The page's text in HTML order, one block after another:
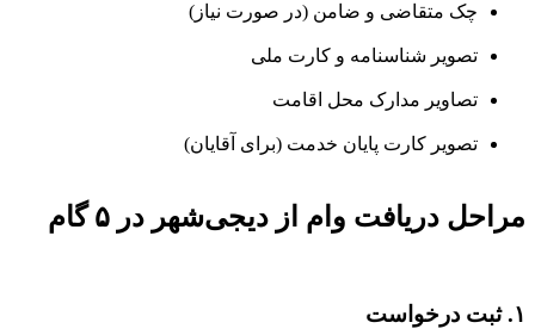
چک متقاضی و ضامن (در صورت نیاز)
تصویر شناسنامه و کارت ملی
تصاویر مدارک محل اقامت
تصویر کارت پایان خدمت (برای آقایان)
مراحل دریافت وام از دیجی‌شهر در ۵ گام
۱. ثبت درخواست